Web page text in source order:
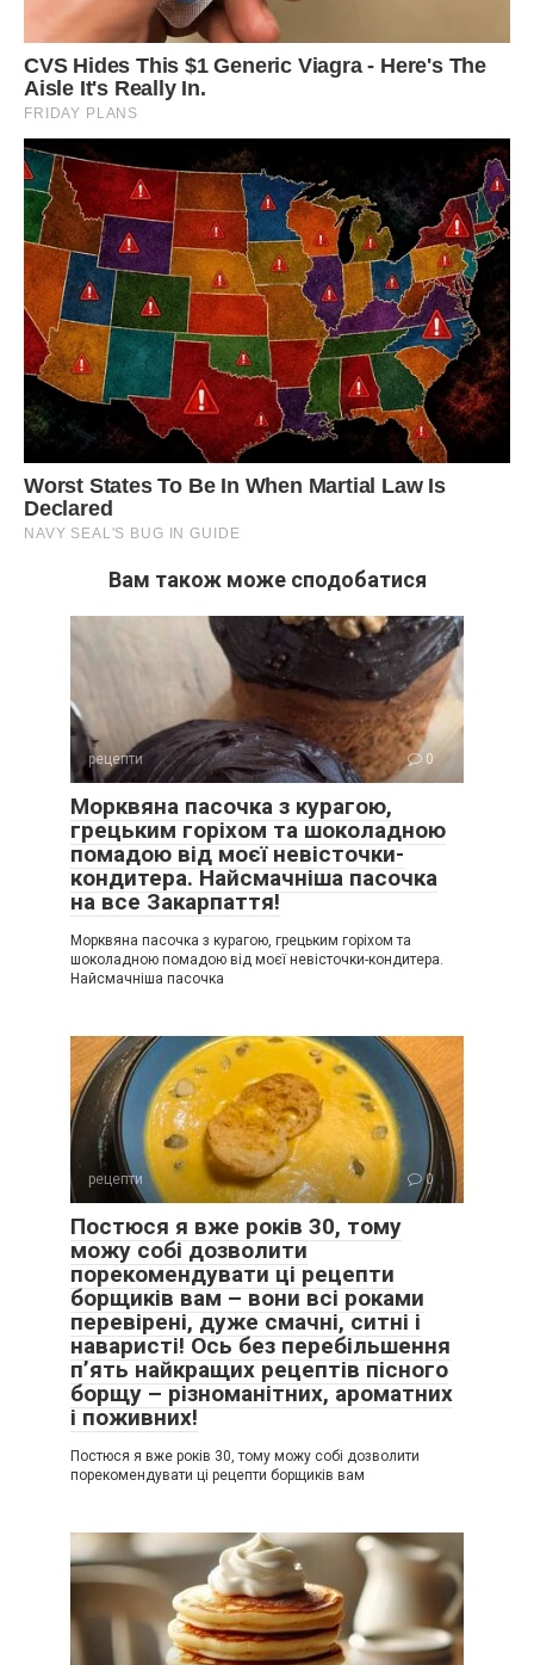
Вам також може сподобатися
рецепти 0
Морквяна пасочка з курагою,
грецьким горіхом та шоколадною
помадою від моєї невісточки-
кондитера. Найсмачніша пасочка
на все Закарпаття!
Морквяна пасочка з курагою, грецьким горіхом та
шоколадною помадою від моєї невісточки-кондитера.
Найсмачніша пасочка
рецепти 0
Постюся я вже років 30, тому
можу собі дозволити
порекомендувати ці рецепти
борщиків вам – вони всі роками
перевірені, дуже смачні, ситні і
наваристі! Ось без перебільшення
п’ять найкращих рецептів пісного
борщу – різноманітних, ароматних
і поживних!
Постюся я вже років 30, тому можу собі дозволити
порекомендувати ці рецепти борщиків вам